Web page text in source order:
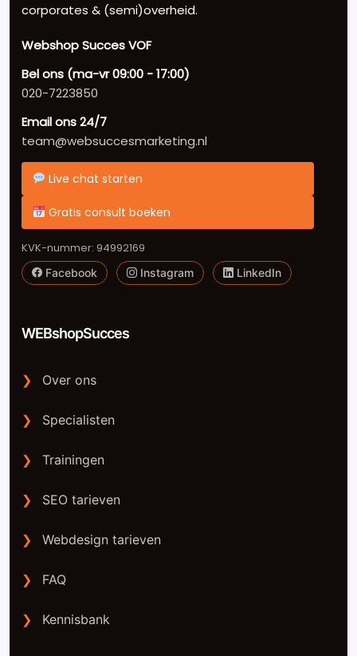
corporates & (semi)overheid.
Webshop Succes VOF
Bel ons (ma-vr 09:00 - 17:00)
020-7223850
Email ons 24/7
team@websuccesmarketing.nl
Live chat starten
Gratis consult boeken
KVK-nummer: 94992169
Facebook Instagram LinkedIn
WEBshopSucces
❯ Over ons
❯ Specialisten
❯ Trainingen
❯ SEO tarieven
❯ Webdesign tarieven
❯ FAQ
❯ Kennisbank